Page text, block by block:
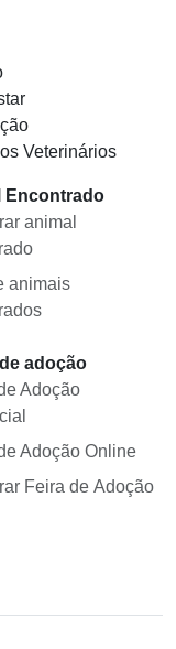
Veterinários
Encontrado
animal
animais
adoção
Adoção
Adoção Online
Feira de Adoção